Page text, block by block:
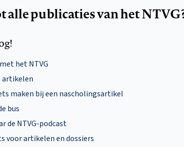
alle publicaties van het
het NTVG
artikelen
maken bij een nascholingsartikel
bus
de NTVG-podcast
voor artikelen en dossiers